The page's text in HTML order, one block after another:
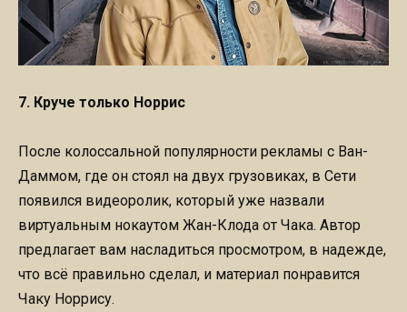
7. Круче только Норрис
После колоссальной популярности рекламы с Ван-
Даммом, где он стоял на двух грузовиках, в Сети
появился видеоролик, который уже назвали
виртуальным нокаутом Жан-Клода от Чака. Автор
предлагает вам насладиться просмотром, в надежде,
что всё правильно сделал, и материал понравится
Чаку Норрису.